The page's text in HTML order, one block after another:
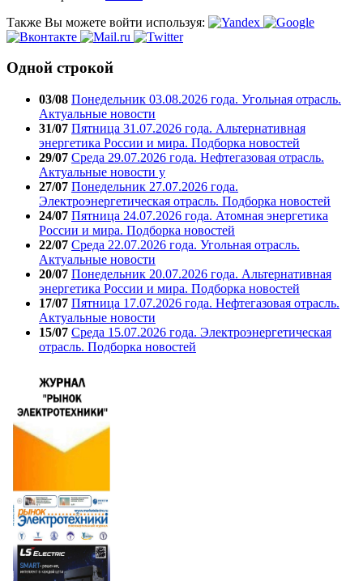
Также Вы можете войти используя:
Одной строкой
03/08 Понедельник 03.08.2026 года. Угольная отрасль.
Актуальные новости
31/07 Пятница 31.07.2026 года. Альтернативная
энергетика России и мира. Подборка новостей
29/07 Среда 29.07.2026 года. Нефтегазовая отрасль.
Актуальные новости у
27/07 Понедельник 27.07.2026 года.
Электроэнергетическая отрасль. Подборка новостей
24/07 Пятница 24.07.2026 года. Атомная энергетика
России и мира. Подборка новостей
22/07 Среда 22.07.2026 года. Угольная отрасль.
Актуальные новости
20/07 Понедельник 20.07.2026 года. Альтернативная
энергетика России и мира. Подборка новостей
17/07 Пятница 17.07.2026 года. Нефтегазовая отрасль.
Актуальные новости
15/07 Среда 15.07.2026 года. Электроэнергетическая
отрасль. Подборка новостей